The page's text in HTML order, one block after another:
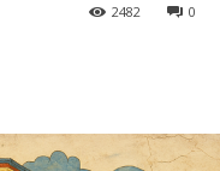
0
2482